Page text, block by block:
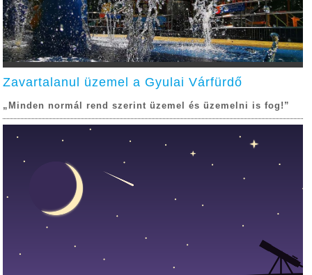
Zavartalanul üzemel a Gyulai Várfürdő
„Minden normál rend szerint üzemel és üzemelni is fog!”